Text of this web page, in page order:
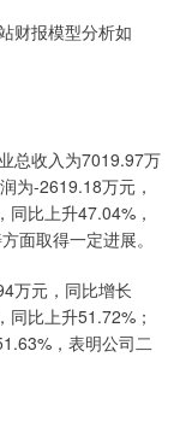
财报模型分析如
总收入为7019.97万
为-2619.18万元，
比上升47.04%，
面取得一定进展。
万元，同比增长
比上升51.72%；
，表明公司二